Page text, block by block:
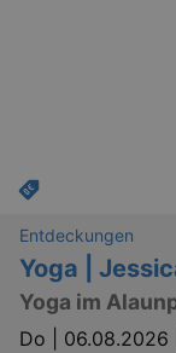
Entdeckungen
Yoga |
Yoga im
Do | 06.08.2026